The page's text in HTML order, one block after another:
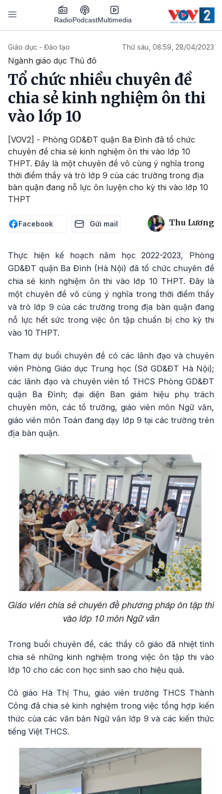
Nhảy đến nội dung
RadioPodcastMultimedia
Giáo dục - Đào tạo Thứ sáu, 08:59, 28/04/2023
Ngành giáo dục Thủ đô
Tổ chức nhiều chuyên đề
chia sẻ kinh nghiệm ôn thi
vào lớp 10
[VOV2] - Phòng GD&ĐT quận Ba Đình đã tổ chức
chuyên đề chia sẻ kinh nghiệm ôn thi vào lớp 10
THPT. Đây là một chuyên đề vô cùng ý nghĩa trong
thời điểm thầy và trò lớp 9 của các trường trong địa
bàn quận đang nỗ lực ôn luyện cho kỳ thi vào lớp 10
THPT
Facebook Gửi mail Thu Lương
Thực hiện kế hoạch năm học 2022-2023, Phòng
GD&ĐT quận Ba Đình (Hà Nội) đã tổ chức chuyên đề
chia sẻ kinh nghiệm ôn thi vào lớp 10 THPT. Đây là
một chuyên đề vô cùng ý nghĩa trong thời điểm thầy
và trò lớp 9 của các trường trong địa bàn quận đang
nỗ lực hết sức trong việc ôn tập chuẩn bị cho kỳ thi
vào 10 THPT.
Tham dự buổi chuyên đề có các lãnh đạo và chuyên
viên Phòng Giáo dục Trung học (Sở GD&ĐT Hà Nội);
các lãnh đạo và chuyên viên tổ THCS Phòng GD&ĐT
quận Ba Đình; đại diện Ban giám hiệu phụ trách
chuyên môn, các tổ trưởng, giáo viên môn Ngữ văn,
giáo viên môn Toán đang dạy lớp 9 tại các trường trên
địa bàn quận.
Giáo viên chia sẻ chuyên đề phương pháp ôn tập thi
vào lớp 10 môn Ngữ văn
Trong buổi chuyên đề, các thầy cô giáo đã nhiệt tình
chia sẻ những kinh nghiệm trong việc ôn tập thi vào
lớp 10 cho các con học sinh sao cho hiệu quả.
Cô giáo Hà Thị Thu, giáo viên trường THCS Thành
Công đã chia sẻ kinh nghiệm trong việc tổng hợp kiến
thức của các văn bản Ngữ văn lớp 9 và các kiến thức
tiếng Việt THCS.